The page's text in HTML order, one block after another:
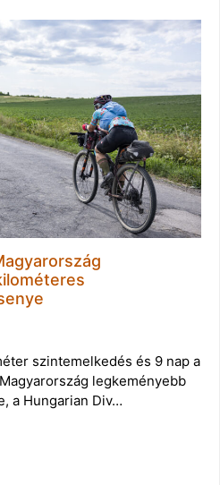
szintemelkedés és 9 nap a
legkeményebb
a Hungarian Div…